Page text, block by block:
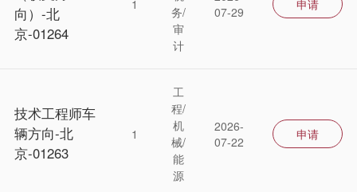
向）-北
京-01264
1
务/
审
计
07-29
申请
技术工程师车
辆方向-北
京-01263
1
工
程/
机
械/
能
源
2026-
07-22
申请